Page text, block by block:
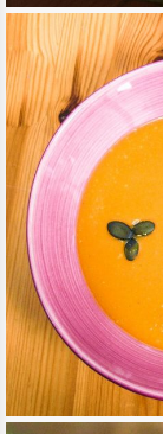
TOVÁBB OLVASOM
VEGÁN
TOVÁBB OLVASOM